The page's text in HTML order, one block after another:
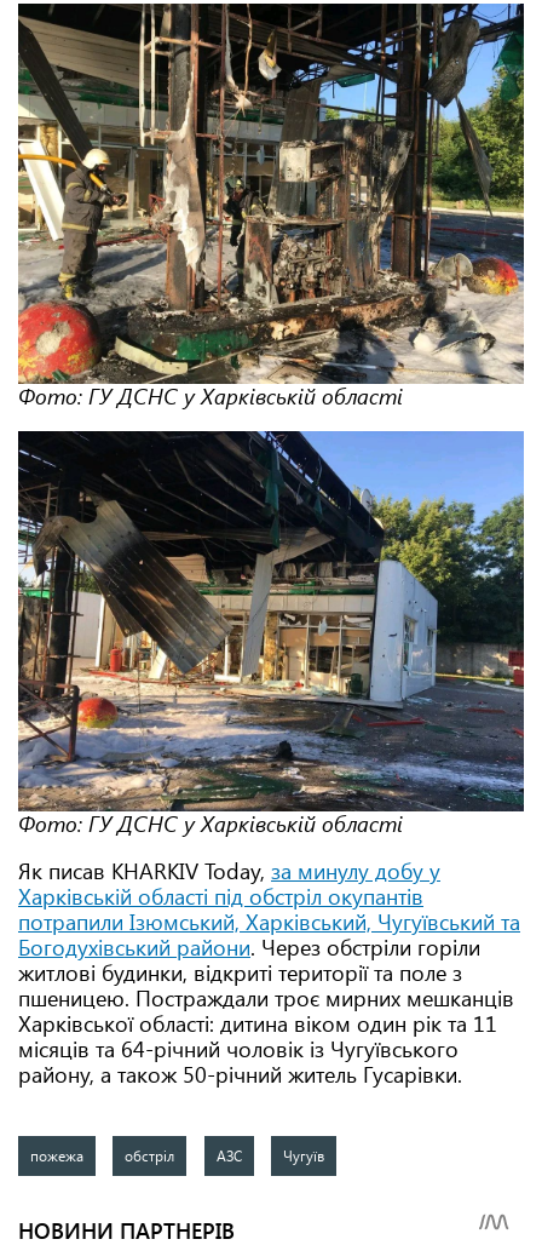
Фото: ГУ ДСНС у Харківській області
Фото: ГУ ДСНС у Харківській області
Як писав KHARKIV Today, за минулу добу у
Харківській області під обстріл окупантів
потрапили Ізюмський, Харківський, Чугуївський та
Богодухівський райони. Через обстріли горіли
житлові будинки, відкриті території та поле з
пшеницею. Постраждали троє мирних мешканців
Харківської області: дитина віком один рік та 11
місяців та 64-річний чоловік із Чугуївського
району, а також 50-річний житель Гусарівки.
пожежа обстріл АЗС Чугуїв